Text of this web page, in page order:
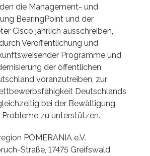
die Management- und
BearingPoint und der
Cisco jährlich ausschreiben,
Veröffentlichung und
Programme und
der öffentlichen
voranzutreiben, zur
Deutschlands
bei der Bewältigung
zu unterstützen.
POMERANIA e.V.
Straße, 17475 Greifswald